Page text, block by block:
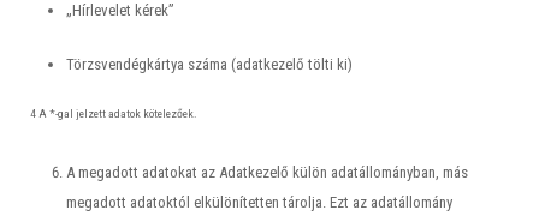
„Hírlevelet kérek”
Törzsvendégkártya száma (adatkezelő tölti ki)
4 A *-gal jelzett adatok kötelezőek.
A megadott adatokat az Adatkezelő külön adatállományban, más
megadott adatoktól elkülönítetten tárolja. Ezt az adatállomány